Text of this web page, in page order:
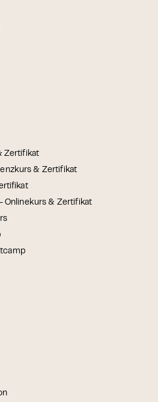
Zertifikat
& Zertifikat
Onlinekurs & Zertifikat